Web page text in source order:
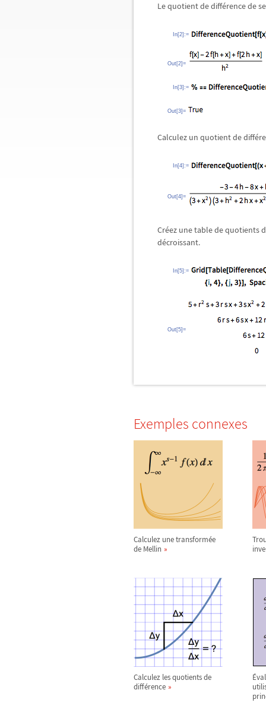
Le quotient de différence de
In[2]:=
Out[2]=
In[3]:=
Out[3]=
Calculez un quotient de
In[4]:=
Out[4]=
Créez une table de quotients
décroissant.
In[5]:=
Out[5]=
Exemples connexes
Calculez une transformée
de Mellin
Calculez les quotients de
différence